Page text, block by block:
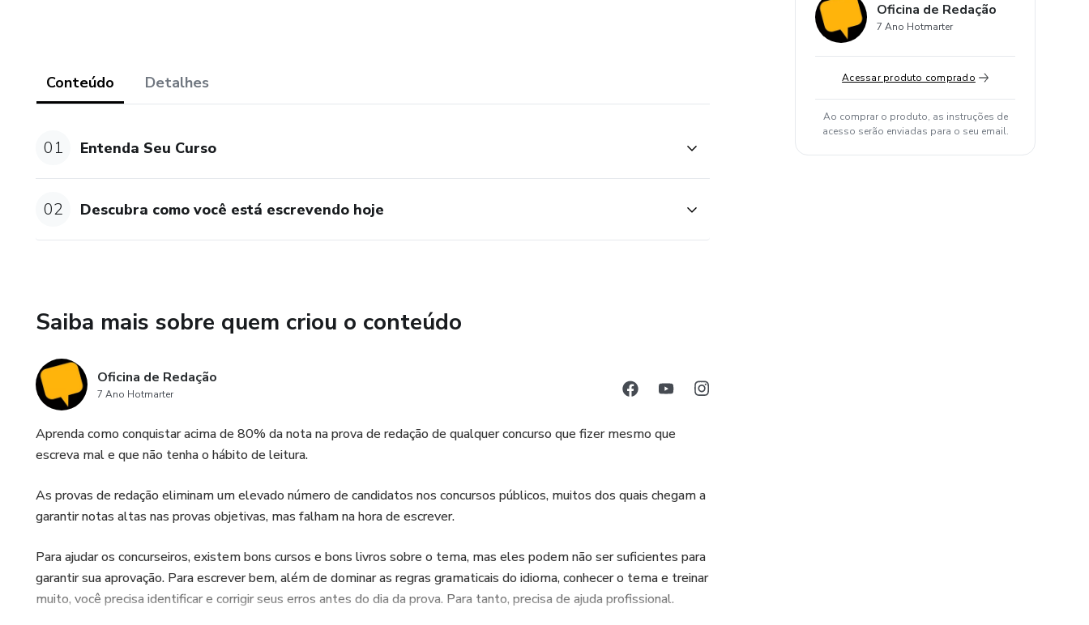
Conteúdo Detalhes
01 Entenda Seu Curso
02 Descubra como você está escrevendo hoje
Saiba mais sobre quem criou o conteúdo
Oficina de Redação
7 Ano Hotmarter
Aprenda como conquistar acima de 80% da nota na prova de redação de qualquer concurso que fizer mesmo que
escreva mal e que não tenha o hábito de leitura.
As provas de redação eliminam um elevado número de candidatos nos concursos públicos, muitos dos quais chegam a
garantir notas altas nas provas objetivas, mas falham na hora de escrever.
Para ajudar os concurseiros, existem bons cursos e bons livros sobre o tema, mas eles podem não ser suficientes para
garantir sua aprovação. Para escrever bem, além de dominar as regras gramaticais do idioma, conhecer o tema e treinar
muito, você precisa identificar e corrigir seus erros antes do dia da prova. Para tanto, precisa de ajuda profissional.
Oficina de Redação
7 Ano Hotmarter
Acessar produto comprado
Ao comprar o produto, as instruções de
acesso serão enviadas para o seu email.